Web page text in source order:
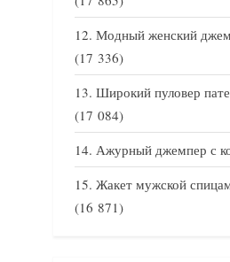
Модный женский
(17 336)
Широкий пуловер
(17 084)
Ажурный джемпер с
Жакет мужской
(16 871)